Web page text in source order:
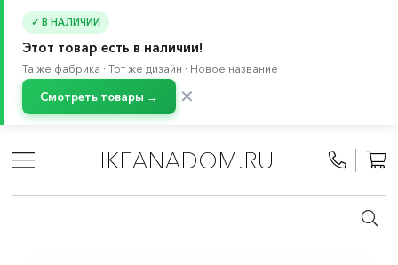
✓ В НАЛИЧИИ
Этот товар есть в наличии!
Та же фабрика · Тот же дизайн · Новое название
Смотреть товары → ✕
IKEANADOM.RU
Аксессуары для хранения
/ Ящики под кровать